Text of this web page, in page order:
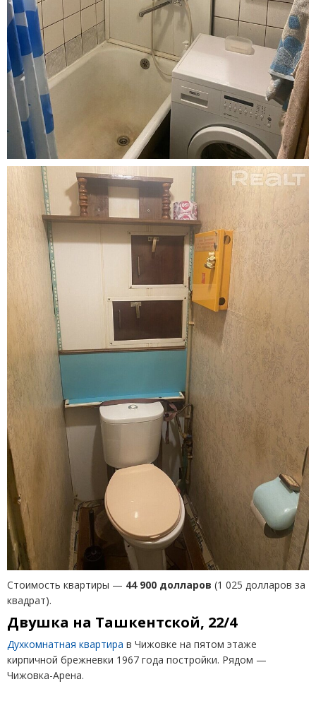
Стоимость квартиры — 44 900 долларов (1 025 долларов за
квадрат).
Двушка на Ташкентской, 22/4
Духкомнатная квартира в Чижовке на пятом этаже
кирпичной брежневки 1967 года постройки. Рядом —
Чижовка-Арена.